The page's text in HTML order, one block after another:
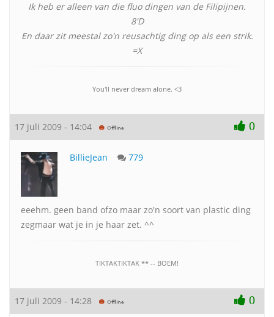
Ik heb er alleen van die fluo dingen van de Filipijnen.
8'D
En daar zit meestal zo'n reusachtig ding op als een strik.
=X
You'll never dream alone. <3
17 juli 2009 - 14:04 0
BillieJean 779
eeehm. geen band ofzo maar zo'n soort van plastic ding
zegmaar wat je in je haar zet. ^^
TIKTAKTIKTAK ** -- BOEM!
17 juli 2009 - 14:28 0